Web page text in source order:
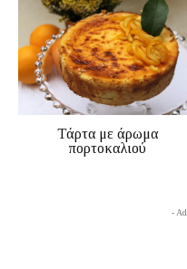
Τάρτα με άρωμα
πορτοκαλιού
-